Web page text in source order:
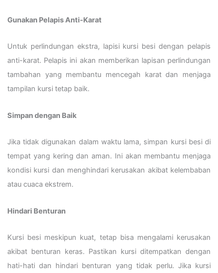
Gunakan Pelapis Anti-Karat
Untuk perlindungan ekstra, lapisi kursi besi dengan pelapis
anti-karat. Pelapis ini akan memberikan lapisan perlindungan
tambahan yang membantu mencegah karat dan menjaga
tampilan kursi tetap baik.
Simpan dengan Baik
Jika tidak digunakan dalam waktu lama, simpan kursi besi di
tempat yang kering dan aman. Ini akan membantu menjaga
kondisi kursi dan menghindari kerusakan akibat kelembaban
atau cuaca ekstrem.
Hindari Benturan
Kursi besi meskipun kuat, tetap bisa mengalami kerusakan
akibat benturan keras. Pastikan kursi ditempatkan dengan
hati-hati dan hindari benturan yang tidak perlu. Jika kursi